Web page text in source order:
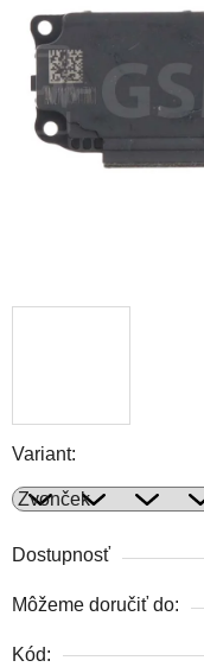
Variant:
Dostupnosť
Môžeme doručiť do:
Kód: